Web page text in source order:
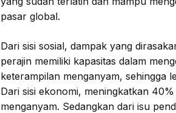
pasar global.
Dari sisi sosial, dampak yang
perajin memiliki kapasitas dalam
keterampilan menganyam, sehingga
Dari sisi ekonomi, meningkatkan
menganyam. Sedangkan dari isu